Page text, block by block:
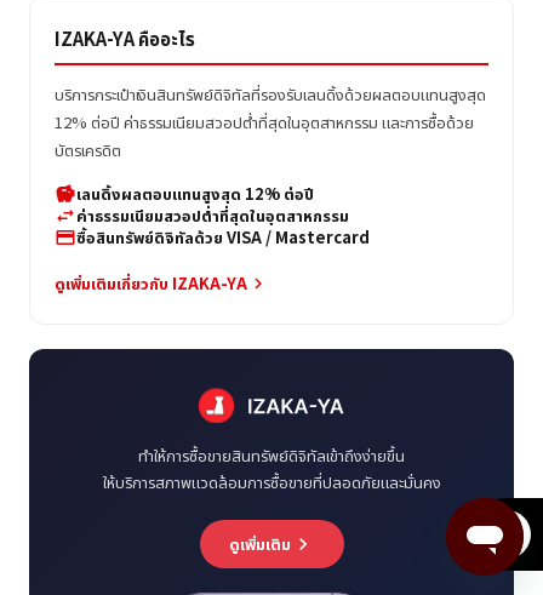
IZAKA-YA คืออะไร
บริการกระเป๋าเงินสินทรัพย์ดิจิทัลที่รองรับเลนดิ้งด้วยผลตอบแทนสูงสุด
12% ต่อปี ค่าธรรมเนียมสวอปต่ำที่สุดในอุตสาหกรรม และการซื้อด้วย
บัตรเครดิต
savingsเลนดิ้งผลตอบแทนสูงสุด 12% ต่อปี
swap_horizค่าธรรมเนียมสวอปต่ำที่สุดในอุตสาหกรรม
credit_cardซื้อสินทรัพย์ดิจิทัลด้วย VISA / Mastercard
ดูเพิ่มเติมเกี่ยวกับ IZAKA-YA keyboard_arrow_right
ทำให้การซื้อขายสินทรัพย์ดิจิทัลเข้าถึงง่ายขึ้น
ให้บริการสภาพแวดล้อมการซื้อขายที่ปลอดภัยและมั่นคง
ดูเพิ่มเติม keyboard_arrow_right menu